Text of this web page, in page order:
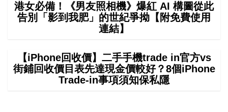
港女必備！《男友照相機》爆紅 AI 構圖從此
告別「影到我肥」的世紀爭拗【附免費使用
連結】
【iPhone回收價】二手手機trade in官方vs
街鋪回收價目表先達現金價較好？8個iPhone
Trade-in事項須知保私隱